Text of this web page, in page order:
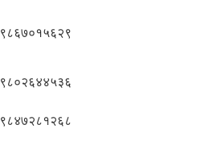
९८६७०१५६२९
९८०२६४४५३६
९८४७२८१२६८